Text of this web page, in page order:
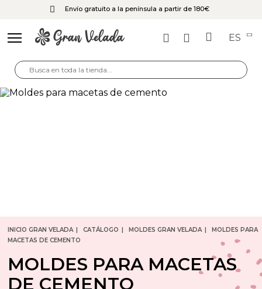
Envío gratuito a la península a partir de 180€
ES
INICIO GRAN VELADA CATÁLOGO MOLDES GRAN VELADA
MOLDES PARA
MACETAS DE CEMENTO
MOLDES PARA MACETAS
DE CEMENTO